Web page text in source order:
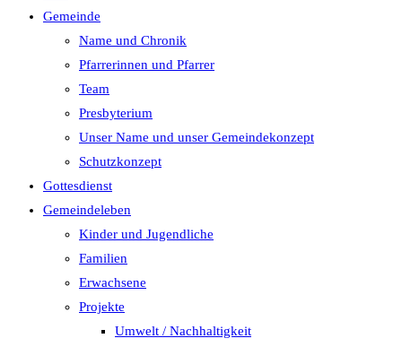
Gemeinde
Name und Chronik
Pfarrerinnen und Pfarrer
Team
Presbyterium
Unser Name und unser Gemeindekonzept
Schutzkonzept
Gottesdienst
Gemeindeleben
Kinder und Jugendliche
Familien
Erwachsene
Projekte
Umwelt / Nachhaltigkeit